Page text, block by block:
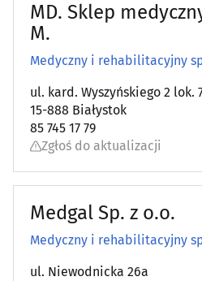
Interna (interniści)(13)
Kardiologia(14)
Laboratoria analityczne
Laryngologia(34)
Leczenie bólu(21)
Leczenie niepłodności
Leczenie otyłości(4)
MD. Sklep
M.
Medyczny i rehabilitacyjny
ul. kard. Wyszyńskiego 2 lok.
15-888 Białystok
85 745 17 79
Zgłoś do aktualizacji
Medgal Sp. z o.o.
Medyczny i rehabilitacyjny
ul. Niewodnicka 26a